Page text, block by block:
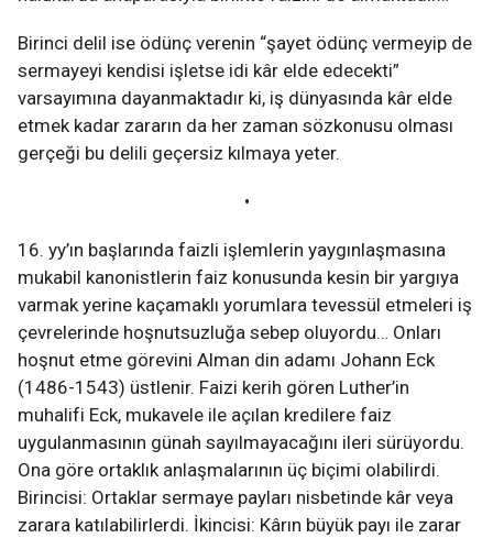
Birinci delil ise ödünç verenin “şayet ödünç vermeyip de
sermayeyi kendisi işletse idi kâr elde edecekti”
varsayımına dayanmaktadır ki, iş dünyasında kâr elde
etmek kadar zararın da her zaman sözkonusu olması
gerçeği bu delili geçersiz kılmaya yeter.
•
16. yy’ın başlarında faizli işlemlerin yaygınlaşmasına
mukabil kanonistlerin faiz konusunda kesin bir yargıya
varmak yerine kaçamaklı yorumlara tevessül etmeleri iş
çevrelerinde hoşnutsuzluğa sebep oluyordu… Onları
hoşnut etme görevini Alman din adamı Johann Eck
(1486-1543) üstlenir. Faizi kerih gören Luther’in
muhalifi Eck, mukavele ile açılan kredilere faiz
uygulanmasının günah sayılmayacağını ileri sürüyordu.
Ona göre ortaklık anlaşmalarının üç biçimi olabilirdi.
Birincisi: Ortaklar sermaye payları nisbetinde kâr veya
zarara katılabilirlerdi. İkincisi: Kârın büyük payı ile zarar